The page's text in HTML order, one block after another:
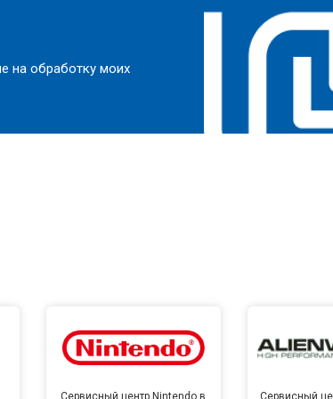
на обработку моих
Сервисный центр Nintendo в Сервисный